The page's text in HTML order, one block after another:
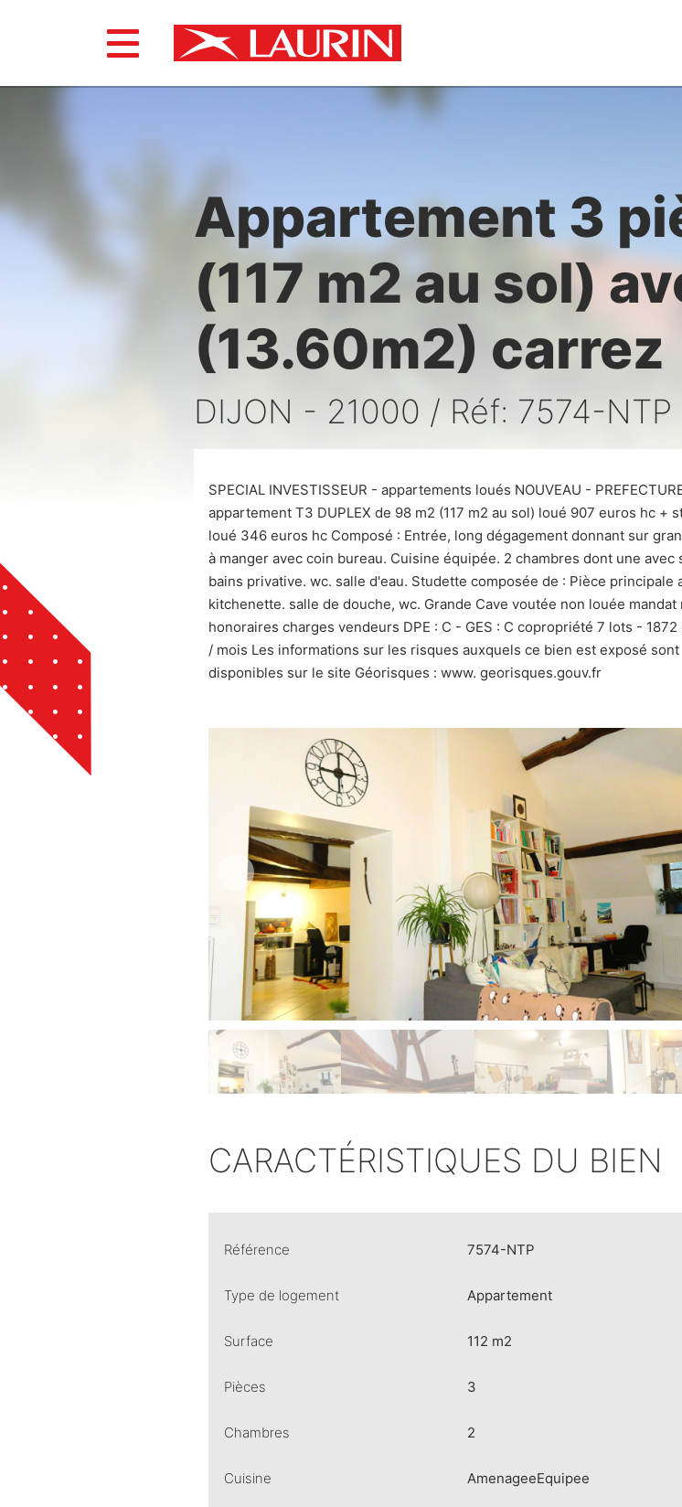
Appartement 3
(117 m2 au sol)
(13.60m2) carrez
DIJON - 21000 / Réf: 7574-NTP
SPECIAL INVESTISSEUR - appartements loués NOUVEAU -
appartement T3 DUPLEX de 98 m2 (117 m2 au sol) loué 907 euros hc +
loué 346 euros hc Composé : Entrée, long dégagement donnant sur
à manger avec coin bureau. Cuisine équipée. 2 chambres dont une avec
bains privative. wc. salle d'eau. Studette composée de : Pièce principale
kitchenette. salle de douche, wc. Grande Cave voutée non louée mandat
honoraires charges vendeurs DPE : C - GES : C copropriété 7 lots - 1872
/ mois Les informations sur les risques auxquels ce bien est exposé sont
disponibles sur le site Géorisques : www. georisques.gouv.fr
CARACTÉRISTIQUES DU BIEN
Référence 7574-NTP
Type de logement Appartement
Surface 112 m2
Pièces 3
Chambres 2
Cuisine AmenageeEquipee